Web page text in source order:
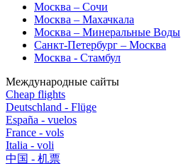
Москва – Сочи
Москва – Махачкала
Москва – Минеральные Воды
Санкт-Петербург – Москва
Москва - Стамбул
Международные сайты
Cheap flights
Deutschland - Flüge
España - vuelos
France - vols
Italia - voli
中国 - 机票